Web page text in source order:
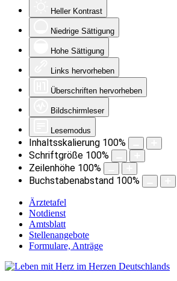
Heller Kontrast
Niedrige Sättigung
Hohe Sättigung
Links hervorheben
Überschriften hervorheben
Bildschirmleser
Lesemodus
Inhaltsskalierung 100%
Schriftgröße 100%
Zeilenhöhe 100%
Buchstabenabstand 100%
Ärztetafel
Notdienst
Amtsblatt
Stellenangebote
Formulare, Anträge